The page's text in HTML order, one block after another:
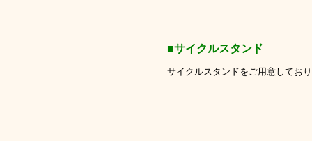
■サイクルスタンド
サイクルスタンドをご用意してお